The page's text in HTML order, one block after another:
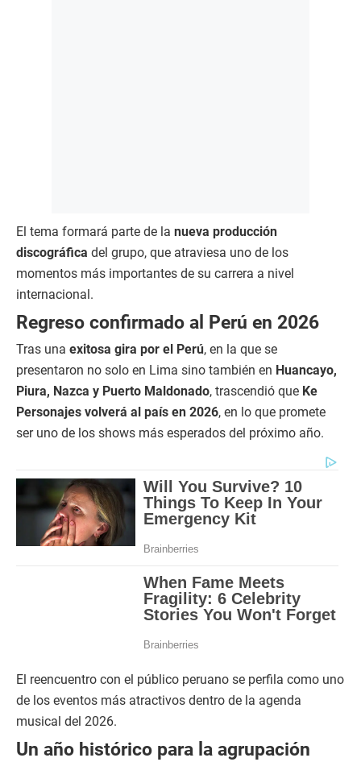
El tema formará parte de la nueva producción
discográfica del grupo, que atraviesa uno de los
momentos más importantes de su carrera a nivel
internacional.
Regreso confirmado al Perú en 2026
Tras una exitosa gira por el Perú, en la que se
presentaron no solo en Lima sino también en Huancayo,
Piura, Nazca y Puerto Maldonado, trascendió que Ke
Personajes volverá al país en 2026, en lo que promete
ser uno de los shows más esperados del próximo año.
El reencuentro con el público peruano se perfila como uno
de los eventos más atractivos dentro de la agenda
musical del 2026.
Un año histórico para la agrupación